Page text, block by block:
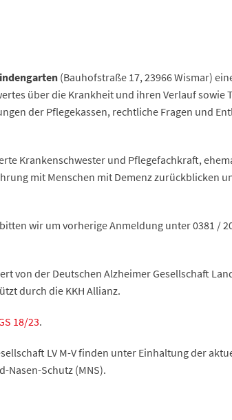
(Bauhofstraße 17, 23966 Wismar)
über die Krankheit und ihren Verlauf
der Pflegekassen, rechtliche Fragen und
Krankenschwester und Pflegefachkraft,
mit Menschen mit Demenz zurückblicken
wir um vorherige Anmeldung unter 0381 /
von der Deutschen Alzheimer Gesellschaft
durch die KKH Allianz.
18/23.
LV M-V finden unter Einhaltung der
Nasen-Schutz (MNS).